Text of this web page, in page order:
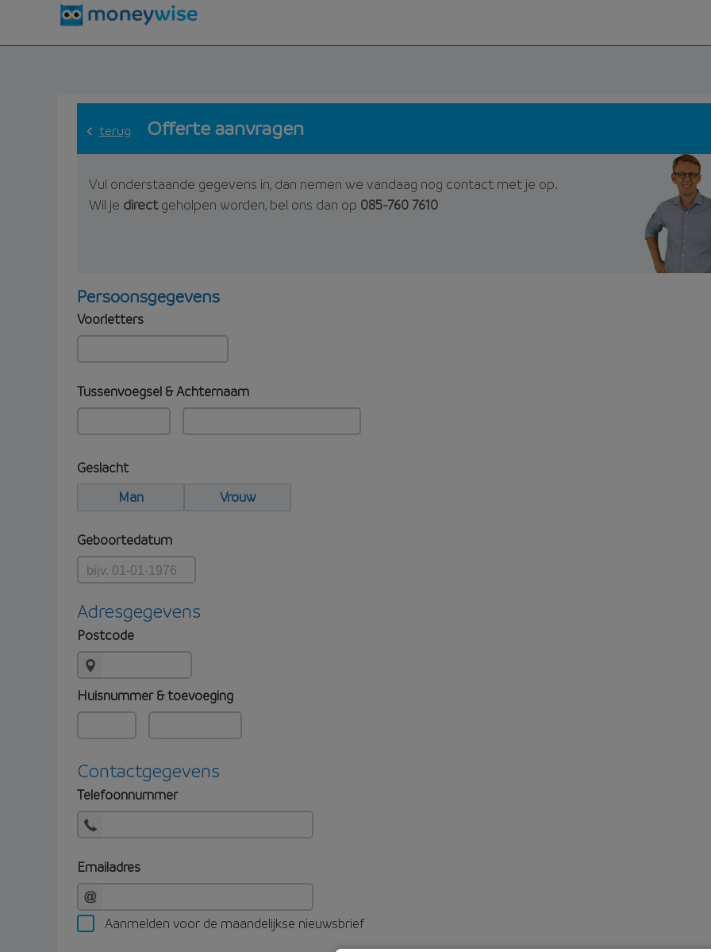
terug Offerte aanvragen
Vul onderstaande gegevens in, dan nemen we vandaag nog contact met je op.
Wil je directgeholpen worden, bel ons dan op 085-760 7610
Persoonsgegevens
Voorletters
Tussenvoegsel & Achternaam
Geslacht
Man
Vrouw
Geboortedatum
Adresgegevens
Postcode
Huisnummer & toevoeging
Contactgegevens
Telefoonnummer
Emailadres
Aanmelden voor de maandelijkse nieuwsbrief